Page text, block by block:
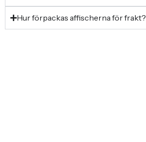
Hur förpackas affischerna för frakt?